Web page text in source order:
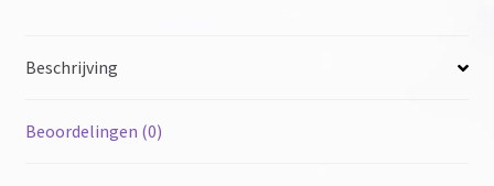
Beschrijving
Beoordelingen (0)